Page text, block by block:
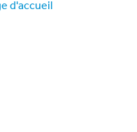
d'accueil